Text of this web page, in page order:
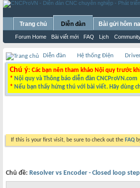
Trang chủ Diễn đàn
Forum Home Bài viết mới FAQ Lịch
Bài gửi hôm
Diễn đàn Hệ thống Điện
Chú ý: Các bạn nên tham khảo Nội quy trước
* Nội quy và Thông báo diễn đàn CNCProVN.com
* Nếu bạn thấy hứng thú với bài viết. Hãy dùng
If this is your first visit, be sure to check out the FAQ
Chủ đề: Resolver vs Encoder - Closed loop